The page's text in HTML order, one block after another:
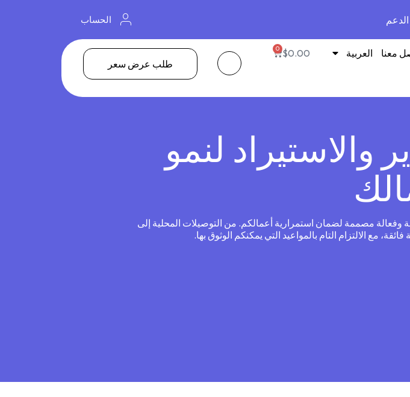
الحساب
معنا العربية $0.00
0
طلب عرض سعر
والاستيراد لنمو
مصممة لضمان استمرارية أعمالكم. من التوصيلات المحلية إلى
مع الالتزام التام بالمواعيد التي يمكنكم الوثوق بها.